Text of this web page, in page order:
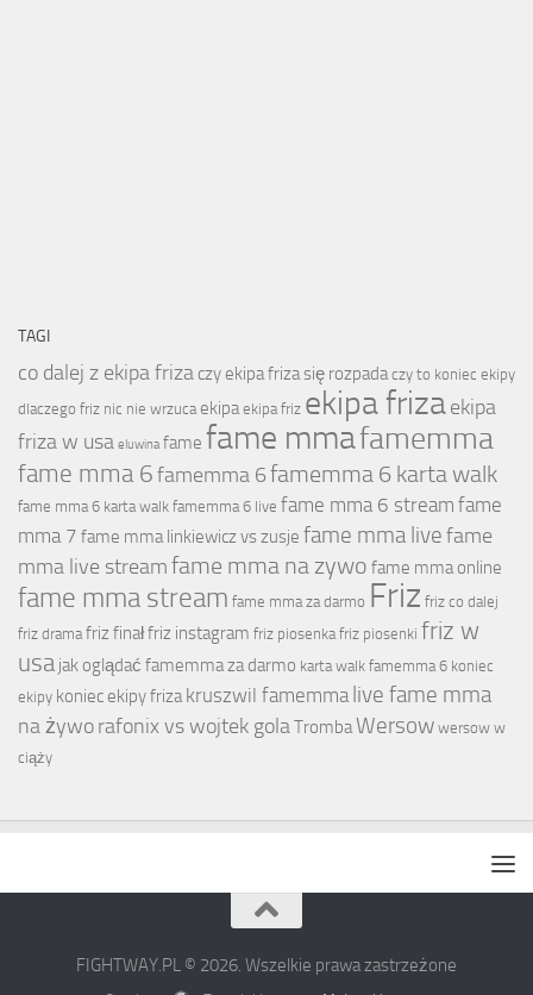
TAGI
co dalej z ekipa friza czy ekipa friza się rozpada czy to koniec ekipy
dlaczego friz nic nie wrzuca ekipa ekipa friz ekipa frizaekipa
friza w usa eluwina fame fame mmafamemma
fame mma 6famemma 6famemma 6 karta walk
fame mma 6 karta walk famemma 6 live fame mma 6 stream fame
mma 7 fame mma linkiewicz vs zusje fame mma livefame
mma live streamfame mma na zywo fame mma online
fame mma stream fame mma za darmo Friz friz co dalej
friz drama friz finałfriz instagram friz piosenka friz piosenki friz w
usa jak oglądać famemma za darmo karta walk famemma 6 koniec
ekipy koniec ekipy friza kruszwil famemma live fame mma
na żyworafonix vs wojtek golaTrombaWersow wersow w
ciąży
FIGHTWAY.PL © 2026. Wszelkie prawa zastrzeżone